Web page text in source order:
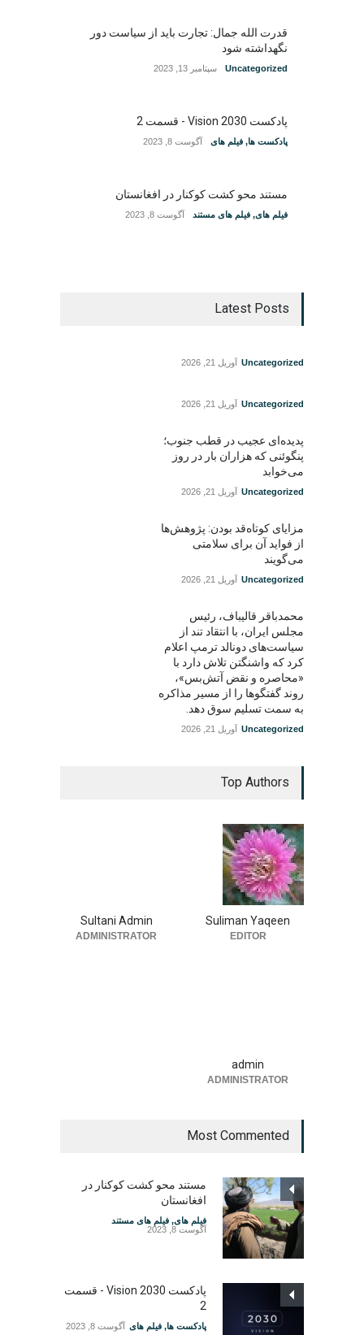
قدرت الله جمال: تجارت باید از سیاست دور
نگهداشته شود
Uncategorized سپتامبر 13, 2023
پادکست Vision 2030 - قسمت 2
پادکست ها, فیلم های آگوست 8, 2023
مستند محو کشت کوکنار در افغانستان
فیلم های, فیلم های مستند آگوست 8, 2023
Latest Posts
Uncategorized آوریل 21, 2026
Uncategorized آوریل 21, 2026
پدیده‌ای عجیب در قطب جنوب؛
پنگوئنی که هزاران بار در روز
می‌خوابد
Uncategorized آوریل 21, 2026
مزایای کوتاه‌قد بودن: پژوهش‌ها
از فواید آن برای سلامتی
می‌گویند
Uncategorized آوریل 21, 2026
محمدباقر قالیباف، رئیس
مجلس ایران، با انتقاد تند از
سیاست‌های دونالد ترمپ اعلام
کرد که واشنگتن تلاش دارد با
«محاصره و نقض آتش‌بس»،
روند گفتگوها را از مسیر مذاکره
به سمت تسلیم سوق دهد.
Uncategorized آوریل 21, 2026
Top Authors
Suliman Yaqeen
EDITOR
Sultani Admin
ADMINISTRATOR
admin
ADMINISTRATOR
Most Commented
مستند محو کشت کوکنار در
افغانستان
فیلم های, فیلم های مستند
آگوست 8, 2023
پادکست Vision 2030 - قسمت
2
پادکست ها, فیلم های آگوست 8, 2023